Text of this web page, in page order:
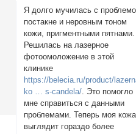
Я долго мучилась с
постакне и неровным тоном
кожи, пригментными пятнами.
Решилась на лазерное
фотоомоложение в этой
клинике
https://belecia.ru/product/
ko … s-candela/ . Это помогло
мне справиться с данными
проблемами. Теперь моя кожа
выглядит гораздо более